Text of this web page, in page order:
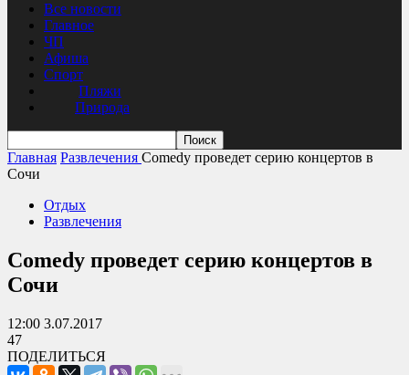
Все новости
Главное
ЧП
Афиша
Спорт
Пляжи
Природа
Главная Развлечения Comedy проведет серию концертов в
Сочи
Отдых
Развлечения
Comedy проведет серию концертов в
Сочи
12:00 3.07.2017
47
ПОДЕЛИТЬСЯ